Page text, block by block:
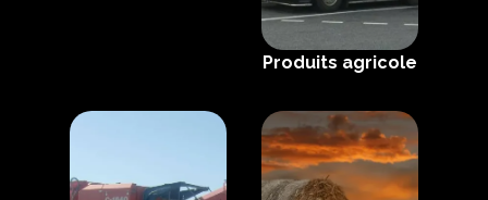
Produits agricole